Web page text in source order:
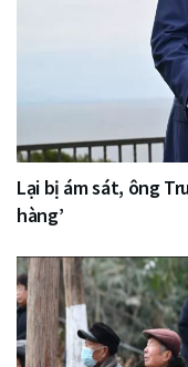
Lại bị ám sát, ông
hàng’